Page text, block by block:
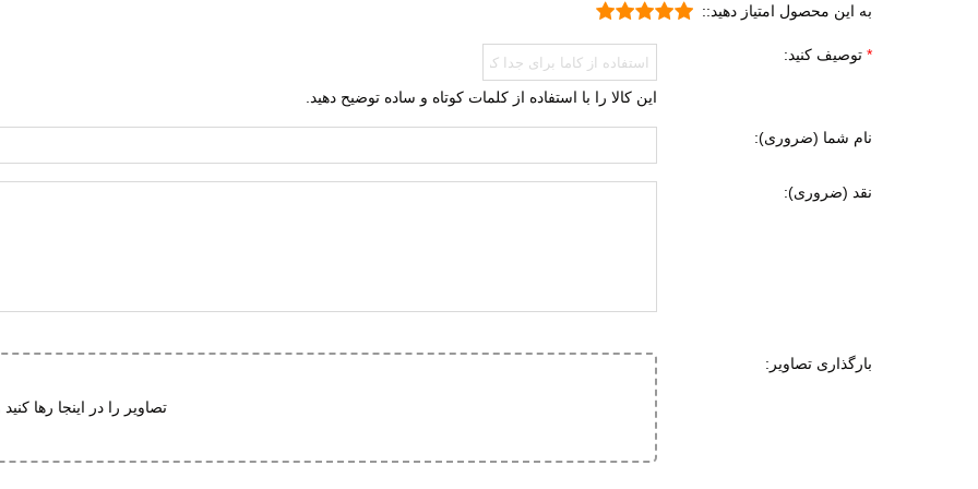
روزمره
پارچه
TPU (ترمو پلاستیک پلی اورتان)
طبی
لاستیک هامتو
مقاوم در برابر سایش
به این محصول امتیاز دهید::
توصیف کنید:
این کالا را با استفاده از کلمات کوتاه و ساده توضیح دهید.
نام شما (ضروری):
نقد (ضروری):
بارگذاری تصاویر:
تصاویر را در اینجا رها